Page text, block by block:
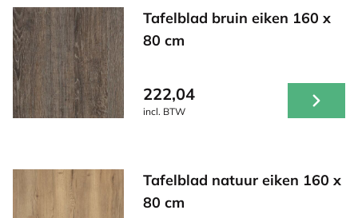
Tafelblad bruin eiken 160 x
80 cm
222,04
incl. BTW
Tafelblad natuur eiken 160 x
80 cm